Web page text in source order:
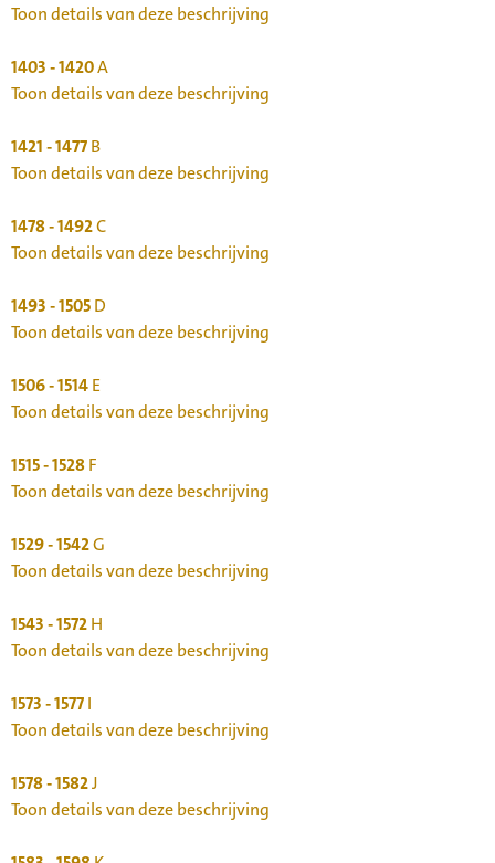
Toon details van deze beschrijving
1403 - 1420A
Toon details van deze beschrijving
1421 - 1477B
Toon details van deze beschrijving
1478 - 1492C
Toon details van deze beschrijving
1493 - 1505D
Toon details van deze beschrijving
1506 - 1514E
Toon details van deze beschrijving
1515 - 1528F
Toon details van deze beschrijving
1529 - 1542G
Toon details van deze beschrijving
1543 - 1572H
Toon details van deze beschrijving
1573 - 1577I
Toon details van deze beschrijving
1578 - 1582J
Toon details van deze beschrijving